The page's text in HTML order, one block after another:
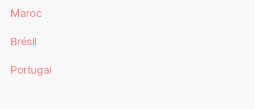
Maroc
Brésil
Portugal